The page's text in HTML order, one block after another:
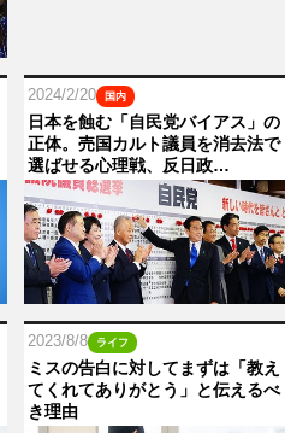
2024/2/20 国内
日本を蝕む「自民党バイアス」の
正体。売国カルト議員を消去法で
選ばせる心理戦、反日政…
2023/8/8 ライフ
ミスの告白に対してまずは「教え
てくれてありがとう」と伝えるべ
き理由